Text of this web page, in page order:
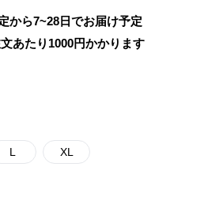
から7~28日でお届け予定
あたり 1000円かかります
L XL